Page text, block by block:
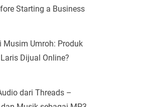
Starting a Business
Musim Umroh: Produk
Dijual Online?
dari Threads –